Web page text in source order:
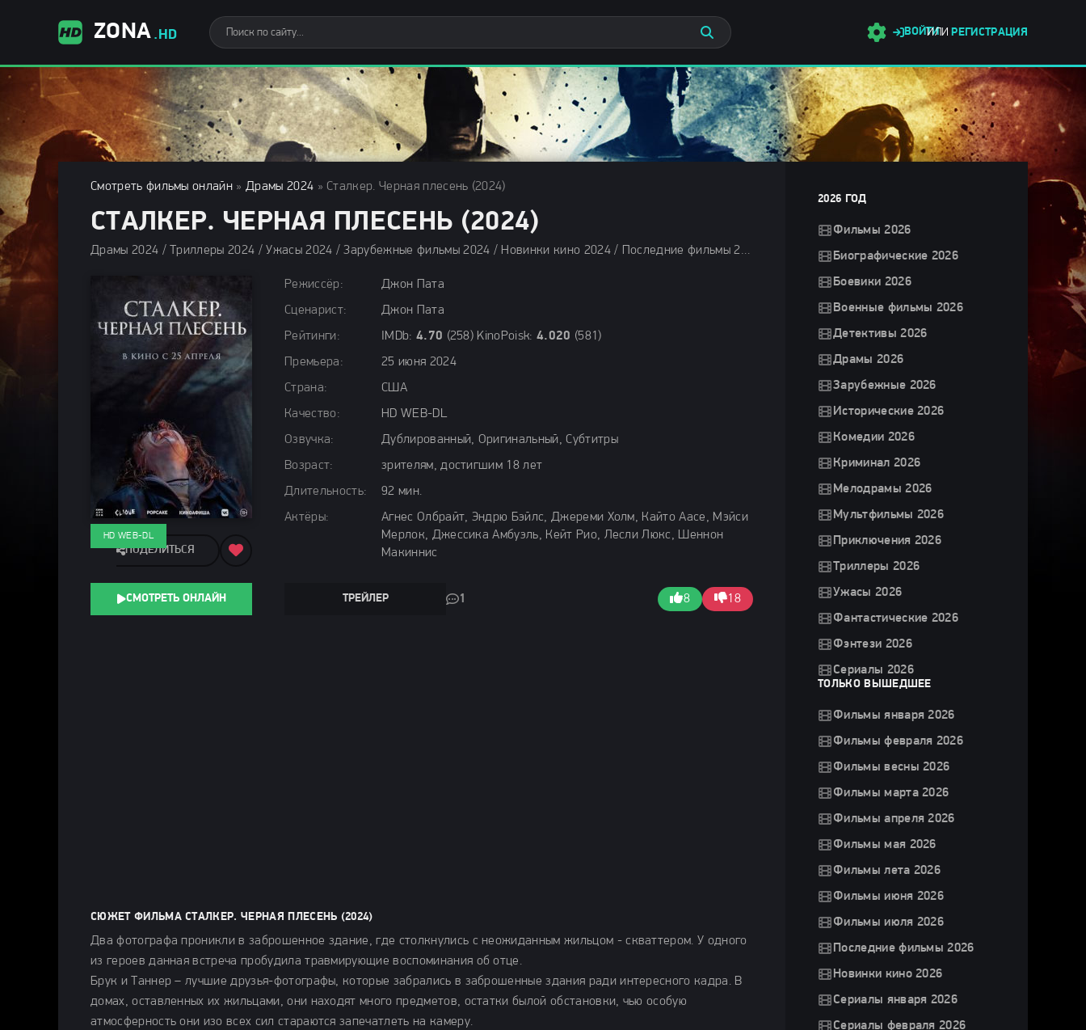
ZONA .HD ВОЙТИ
ИЛИ РЕГИСТРАЦИЯ
Смотреть фильмы онлайн »Драмы 2024 » Сталкер. Черная плесень (2024)
СТАЛКЕР. ЧЕРНАЯ ПЛЕСЕНЬ (2024)
Драмы 2024 / Триллеры 2024 / Ужасы 2024 / Зарубежные фильмы 2024 / Новинки кино 2024 / Последние фильмы 2024 / Фильмы лета 2024 / Фильмы 2024 / Смотреть фильмы онлайн
Режиссёр:
Джон Пата
Сценарист:
Джон Пата
Рейтинги:
IMDb: 4.70 (258) KinoPoisk: 4.020 (581)
Премьера:
25 июня 2024
Страна:
США
Качество:
HD WEB-DL
Озвучка:
Дублированный, Оригинальный, Субтитры
Возраст:
зрителям, достигшим 18 лет
Длительность:
92 мин.
Актёры:
Агнес Олбрайт, Эндрю Бэйлс, Джереми Холм, Кайто Аасе, Мэйси
Мерлок, Джессика Амбуэль, Кейт Рио, Лесли Люкс, Шеннон
Макиннис
ТРЕЙЛЕР 1 8 18
HD WEB-DL
ПОДЕЛИТЬСЯ
СМОТРЕТЬ ОНЛАЙН
СЮЖЕТ ФИЛЬМА СТАЛКЕР. ЧЕРНАЯ ПЛЕСЕНЬ (2024)
Два фотографа проникли в заброшенное здание, где столкнулись с неожиданным жильцом - скваттером. У одного
из героев данная встреча пробудила травмирующие воспоминания об отце.
Брук и Таннер – лучшие друзья-фотографы, которые забрались в заброшенные здания ради интересного кадра. В
домах, оставленных их жильцами, они находят много предметов, остатки былой обстановки, чью особую
атмосферность они изо всех сил стараются запечатлеть на камеру.
2026 ГОД
Фильмы 2026
Биографические 2026
Боевики 2026
Военные фильмы 2026
Детективы 2026
Драмы 2026
Зарубежные 2026
Исторические 2026
Комедии 2026
Криминал 2026
Мелодрамы 2026
Мультфильмы 2026
Приключения 2026
Триллеры 2026
Ужасы 2026
Фантастические 2026
Фэнтези 2026
Сериалы 2026
ТОЛЬКО ВЫШЕДШЕЕ
Фильмы января 2026
Фильмы февраля 2026
Фильмы весны 2026
Фильмы марта 2026
Фильмы апреля 2026
Фильмы мая 2026
Фильмы лета 2026
Фильмы июня 2026
Фильмы июля 2026
Последние фильмы 2026
Новинки кино 2026
Сериалы января 2026
Сериалы февраля 2026